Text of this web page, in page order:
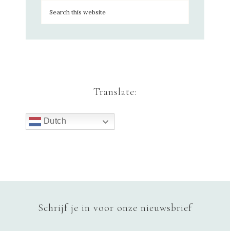
Translate:
Dutch
Schrijf je in voor onze nieuwsbrief